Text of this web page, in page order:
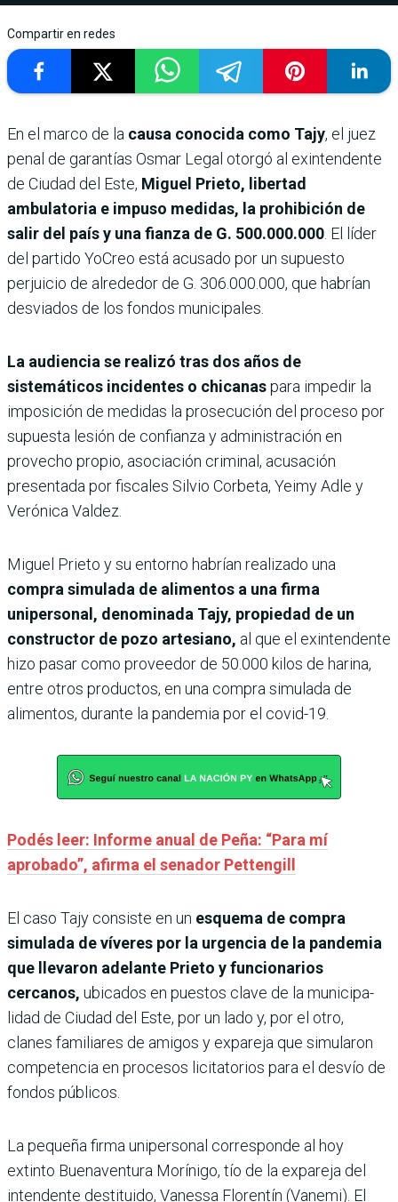
Compartir en redes
En el marco de la causa conocida como Tajy, el juez
penal de garantías Osmar Legal otorgó al exintendente
de Ciudad del Este, Miguel Prieto, libertad
ambulatoria e impuso medidas, la prohibición de
salir del país y una fianza de G. 500.000.000 . El líder
del partido YoCreo está acusado por un supuesto
perjuicio de alrededor de G. 306.000.000, que habrían
desviados de los fondos municipales.
La audiencia se realizó tras dos años de
sistemáticos incidentes o chicanaspara impedir la
imposición de medidas la prosecución del proceso por
supuesta lesión de confianza y administración en
provecho propio, asociación criminal, acusación
presentada por fiscales Silvio Corbeta, Yeimy Adle y
Verónica Valdez.
Miguel Prieto y su entorno habrían realizado una
compra simulada de alimentos a una firma
unipersonal, denominada Tajy, propiedad de un
construc­tor de pozo artesiano, al que el exintendente
hizo pasar como proveedor de 50.000 kilos de harina,
entre otros productos, en una compra simulada de
alimentos, durante la pande­mia por el covid-19.
Podés leer: Informe anual de Peña: “Para mí
aprobado”, afirma el senador Pettengill
El caso Tajy consiste en un esquema de compra
simulada de víveres por la urgencia de la pande­mia
que lle­varon adelante Prieto y fun­cionarios
cercanos, ubicados en puestos clave de la municipa­
lidad de Ciudad del Este, por un lado y, por el otro,
clanes familiares de amigos y expareja que simularon
compe­tencia en procesos licitatorios para el desvío de
fondos públicos.
La pequeña firma uniper­sonal corresponde al hoy
extinto Buenaventura Morínigo, tío de la expareja del
intendente destituido, Vanessa Floren­tín (Vanemi). El